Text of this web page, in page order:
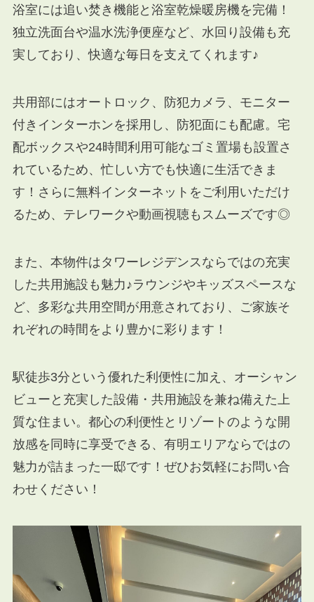
浴室には追い焚き機能と浴室乾燥暖房機を完備！
独立洗面台や温水洗浄便座など、水回り設備も充
実しており、快適な毎日を支えてくれます♪
共用部にはオートロック、防犯カメラ、モニター
付きインターホンを採用し、防犯面にも配慮。宅
配ボックスや24時間利用可能なゴミ置場も設置さ
れているため、忙しい方でも快適に生活できま
す！さらに無料インターネットをご利用いただけ
るため、テレワークや動画視聴もスムーズです◎
また、本物件はタワーレジデンスならではの充実
した共用施設も魅力♪ラウンジやキッズスペースな
ど、多彩な共用空間が用意されており、ご家族そ
れぞれの時間をより豊かに彩ります！
駅徒歩3分という優れた利便性に加え、オーシャン
ビューと充実した設備・共用施設を兼ね備えた上
質な住まい。都心の利便性とリゾートのような開
放感を同時に享受できる、有明エリアならではの
魅力が詰まった一邸です！ぜひお気軽にお問い合
わせください！